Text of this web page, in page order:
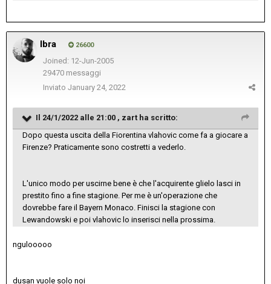
Ibra 26600
Joined: 12-Jun-2005
29470 messaggi
Inviato January 24, 2022
Il 24/1/2022 alle 21:00 , zart ha scritto:
Dopo questa uscita della Fiorentina vlahovic come fa a giocare a
Firenze? Praticamente sono costretti a vederlo.
L'unico modo per uscirne bene è che l'acquirente glielo lasci in
prestito fino a fine stagione. Per me è un'operazione che
dovrebbe fare il Bayern Monaco. Finisci la stagione con
Lewandowski e poi vlahovic lo inserisci nella prossima.
ngulooooo
dusan vuole solo noi